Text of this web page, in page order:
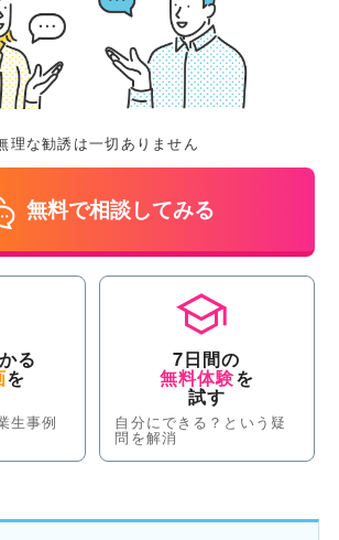
理な勧誘は一切ありません
無料で相談してみる
る
を
生事例
7日間の
無料体験を
試す
自分にできる？という疑
問を解消